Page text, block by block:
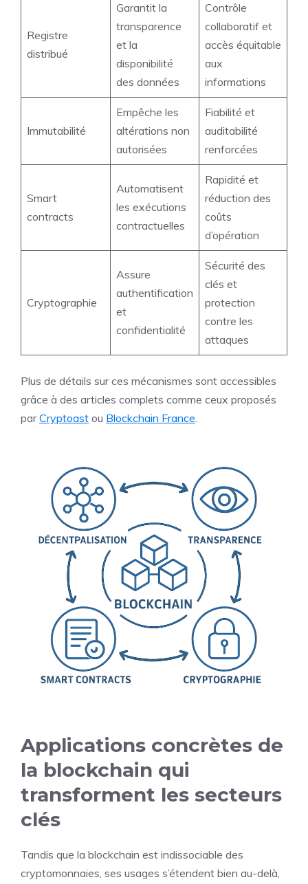
Registre
distribué
Garantit la
transparence
et la
disponibilité
des données
Contrôle
collaboratif et
accès équitable
aux
informations
Immutabilité
Empêche les
altérations non
autorisées
Fiabilité et
auditabilité
renforcées
Smart
contracts
Automatisent
les exécutions
contractuelles
Rapidité et
réduction des
coûts
d’opération
Cryptographie
Assure
authentification
et
confidentialité
Sécurité des
clés et
protection
contre les
attaques
Plus de détails sur ces mécanismes sont accessibles
grâce à des articles complets comme ceux proposés
parCryptoast ou Blockchain France.
Applications concrètes de
la blockchain qui
transforment les secteurs
clés
Tandis que la blockchain est indissociable des
cryptomonnaies, ses usages s’étendent bien au-delà,